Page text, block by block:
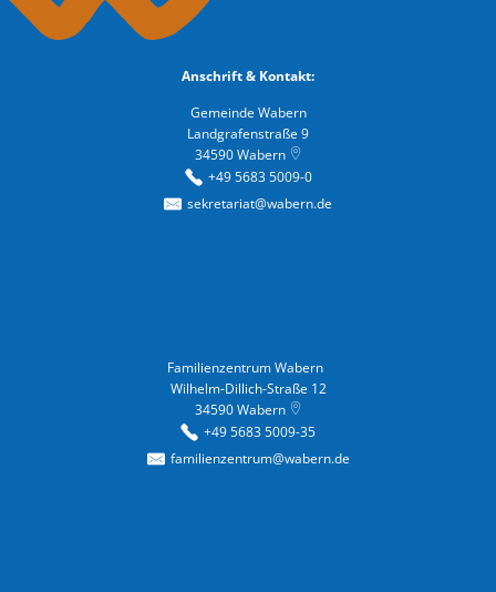
Anschrift & Kontakt:
Gemeinde Wabern
Landgrafenstraße 9
34590 Wabern
+49 5683 5009-0
sekretariat@wabern.de
Familienzentrum Wabern
Wilhelm-Dillich-Straße 12
34590 Wabern
+49 5683 5009-35
familienzentrum@wabern.de